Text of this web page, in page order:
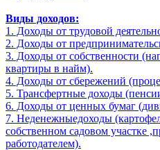
Виды доходов:
1. Доходы от трудовой
2. Доходы от
3. Доходы от собственности
квартиры в найм).
4. Доходы от сбережений
5. Трансфертные доходы
6. Доходы от ценных бумаг
7. Неденежныедоходы
собственном садовом участке
работодателем).